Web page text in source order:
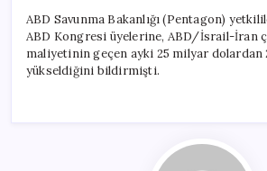
ABD Savunma Bakanlığı (Pentagon)
ABD Kongresi üyelerine, ABD/İsrail-İran
maliyetinin geçen ayki 25 milyar dolardan
yükseldiğini bildirmişti.